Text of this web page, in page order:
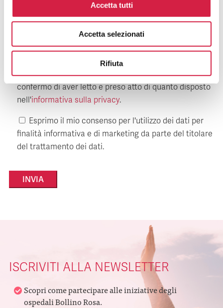
Accetta tutti
Accetta selezionati
Rifiuta
Inviando i miei dati attraverso questa pagina
confermo di aver letto e preso atto di quanto disposto
nell'informativa sulla privacy.
Esprimo il mio consenso per l'utilizzo dei dati per
finalità informativa e di marketing da parte del titolare
del trattamento dei dati.
ISCRIVITI ALLA NEWSLETTER
Scopri come partecipare alle iniziative degli
ospedali Bollino Rosa.